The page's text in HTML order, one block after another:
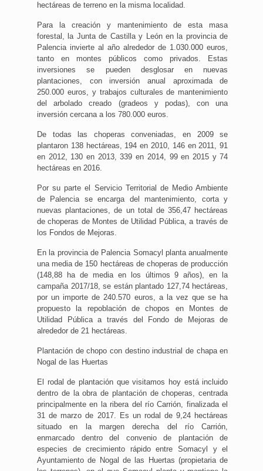
hectáreas de terreno en la misma localidad.
Para la creación y mantenimiento de esta masa
forestal, la Junta de Castilla y León en la provincia de
Palencia invierte al año alrededor de 1.030.000 euros,
tanto en montes públicos como privados. Estas
inversiones se pueden desglosar en nuevas
plantaciones, con inversión anual aproximada de
250.000 euros, y trabajos culturales de mantenimiento
del arbolado creado (gradeos y podas), con una
inversión cercana a los 780.000 euros.
De todas las choperas conveniadas, en 2009 se
plantaron 138 hectáreas, 194 en 2010, 146 en 2011, 91
en 2012, 130 en 2013, 339 en 2014, 99 en 2015 y 74
hectáreas en 2016.
Por su parte el Servicio Territorial de Medio Ambiente
de Palencia se encarga del mantenimiento, corta y
nuevas plantaciones, de un total de 356,47 hectáreas
de choperas de Montes de Utilidad Pública, a través de
los Fondos de Mejoras.
En la provincia de Palencia Somacyl planta anualmente
una media de 150 hectáreas de choperas de producción
(148,88 ha de media en los últimos 9 años), en la
campaña 2017/18, se están plantado 127,74 hectáreas,
por un importe de 240.570 euros, a la vez que se ha
propuesto la repoblación de chopos en Montes de
Utilidad Pública a través del Fondo de Mejoras de
alrededor de 21 hectáreas.
Plantación de chopo con destino industrial de chapa en
Nogal de las Huertas
El rodal de plantación que visitamos hoy está incluido
dentro de la obra de plantación de choperas, centrada
principalmente en la ribera del río Carrión, finalizada el
31 de marzo de 2017. Es un rodal de 9,24 hectáreas
situado en la margen derecha del río Carrión,
enmarcado dentro del convenio de plantación de
especies de crecimiento rápido entre Somacyl y el
Ayuntamiento de Nogal de las Huertas (propietaria de